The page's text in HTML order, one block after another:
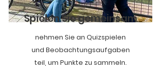
Spielen Sie gemeinsam
nehmen Sie an Quizspielen
und Beobachtungsaufgaben
teil, um Punkte zu sammeln.